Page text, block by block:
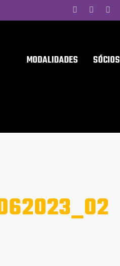
MODALIDADES SÓCIOS